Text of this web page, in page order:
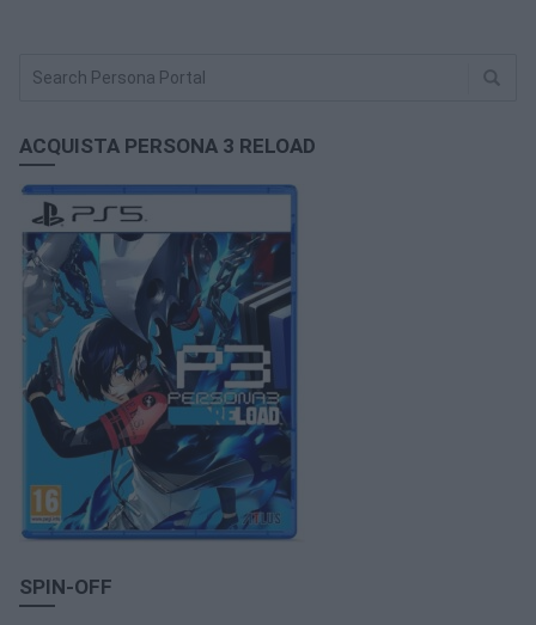
ACQUISTA PERSONA 3 RELOAD
SPIN-OFF